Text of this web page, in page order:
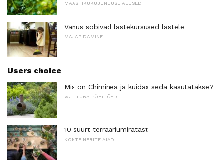
MAASTIKUKUJUNDUSE ALUSED
Vanus sobivad lastekursused lastele
MAJAPIDAMINE
Users choice
Mis on Chiminea ja kuidas seda kasutatakse?
VÄLI TUBA PÕHITÕED
10 suurt terraariumiratast
KONTEINERITE AIAD